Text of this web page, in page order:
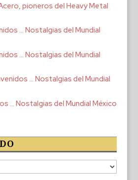
pioneros del Heavy Metal
… Nostalgias del Mundial
… Nostalgias del Mundial
… Nostalgias del Mundial
… Nostalgias del Mundial México